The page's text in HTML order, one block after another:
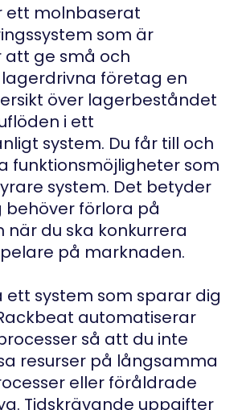
ett molnbaserat
som är
ge små och
företag en
över lagerbeståndet
i ett
system. Du får till och
funktionsmöjligheter som
system. Det betyder
förlora på
när du ska konkurrera
på marknaden.
ett system som sparar dig
automatiserar
så att du inte
resurser på långsamma
eller föråldrade
Tidskrävande uppgifter